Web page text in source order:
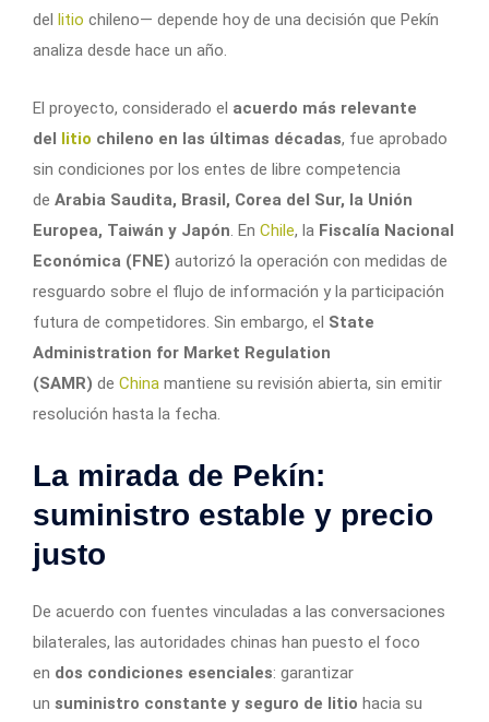
del litio chileno— depende hoy de una decisión que Pekín
analiza desde hace un año.
El proyecto, considerado el acuerdo más relevante
del litio chileno en las últimas décadas, fue aprobado
sin condiciones por los entes de libre competencia
de Arabia Saudita, Brasil, Corea del Sur, la Unión
Europea, Taiwán y Japón. En Chile, la Fiscalía Nacional
Económica (FNE) autorizó la operación con medidas de
resguardo sobre el flujo de información y la participación
futura de competidores. Sin embargo, el State
Administration for Market Regulation
(SAMR) de China mantiene su revisión abierta, sin emitir
resolución hasta la fecha.
La mirada de Pekín:
suministro estable y precio
justo
De acuerdo con fuentes vinculadas a las conversaciones
bilaterales, las autoridades chinas han puesto el foco
en dos condiciones esenciales: garantizar
un suministro constante y seguro de litio hacia su